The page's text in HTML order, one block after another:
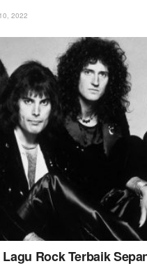
2022
Rock Terbaik